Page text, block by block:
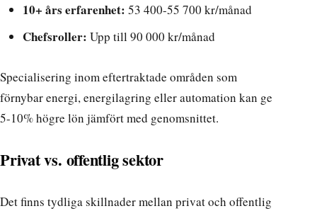
10+ års erfarenhet: 53 400-55 700 kr/månad
Chefsroller: Upp till 90 000 kr/månad
Specialisering inom eftertraktade områden som
förnybar energi, energilagring eller automation kan ge
5-10% högre lön jämfört med genomsnittet.
Privat vs. offentlig sektor
Det finns tydliga skillnader mellan privat och offentlig